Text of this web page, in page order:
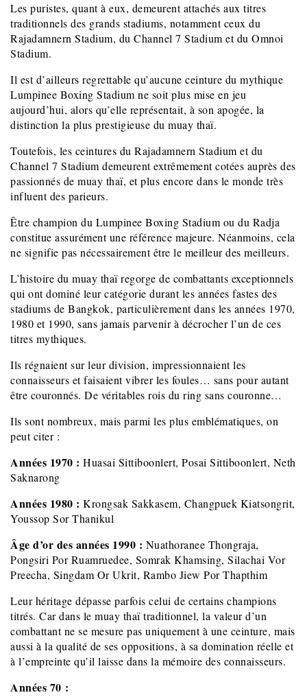
Les puristes, quant à eux, demeurent attachés aux titres
traditionnels des grands stadiums, notamment ceux du
Rajadamnern Stadium, du Channel 7 Stadium et du Omnoi
Stadium.
Il est d’ailleurs regrettable qu’aucune ceinture du mythique
Lumpinee Boxing Stadium ne soit plus mise en jeu
aujourd’hui, alors qu’elle représentait, à son apogée, la
distinction la plus prestigieuse du muay thaï.
Toutefois, les ceintures du Rajadamnern Stadium et du
Channel 7 Stadium demeurent extrêmement cotées auprès des
passionnés de muay thaï, et plus encore dans le monde très
influent des parieurs.
Être champion du Lumpinee Boxing Stadium ou du Radja
constitue assurément une référence majeure. Néanmoins, cela
ne signifie pas nécessairement être le meilleur des meilleurs.
L’histoire du muay thaï regorge de combattants exceptionnels
qui ont dominé leur catégorie durant les années fastes des
stadiums de Bangkok, particulièrement dans les années 1970,
1980 et 1990, sans jamais parvenir à décrocher l’un de ces
titres mythiques.
Ils régnaient sur leur division, impressionnaient les
connaisseurs et faisaient vibrer les foules… sans pour autant
être couronnés. De véritables rois du ring sans couronne…
Ils sont nombreux, mais parmi les plus emblématiques, on
peut citer :
Années 1970 : Huasai Sittiboonlert, Posai Sittiboonlert, Neth
Saknarong
Années 1980 : Krongsak Sakkasem, Changpuek Kiatsongrit,
Youssop Sor Thanikul
Âge d’or des années 1990 : Nuathoranee Thongraja,
Pongsiri Por Ruamruedee, Somrak Khamsing, Silachai Vor
Preecha, Singdam Or Ukrit, Rambo Jiew Por Thapthim
Leur héritage dépasse parfois celui de certains champions
titrés. Car dans le muay thaï traditionnel, la valeur d’un
combattant ne se mesure pas uniquement à une ceinture, mais
aussi à la qualité de ses oppositions, à sa domination réelle et
à l’empreinte qu’il laisse dans la mémoire des connaisseurs.
Années 70 :